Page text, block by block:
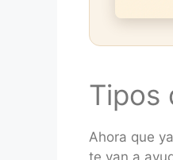
Tipos
Ahora que
te van a